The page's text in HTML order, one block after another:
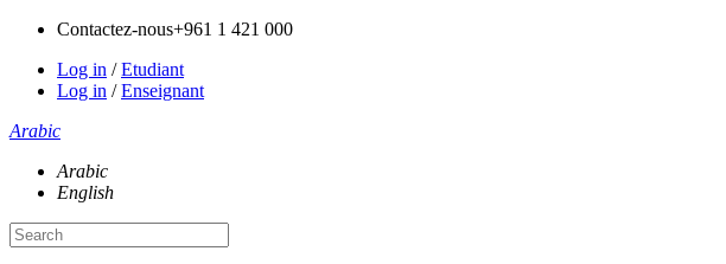
Contactez-nous+961 1 421 000
Log in /Etudiant
Log in /Enseignant
Arabic
Arabic
English